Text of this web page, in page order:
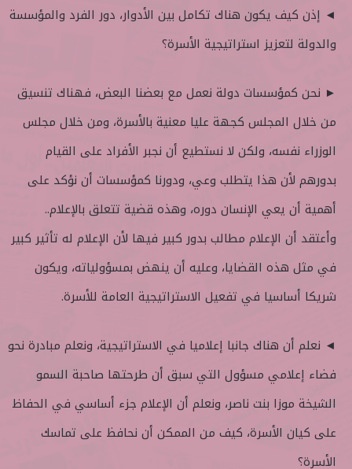
◄ إذن كيف يكون هناك تكامل بين الأدوار، دور الفرد والمؤسسة
والدولة لتعزيز استراتيجية الأسرة؟
► نحن كمؤسسات دولة نعمل مع بعضنا البعض، فهناك تنسيق
من خلال المجلس كجهة عليا معنية بالأسرة، ومن خلال مجلس
الوزراء نفسه، ولكن لا نستطيع أن نجبر الأفراد على القيام
بدورهم لأن هذا يتطلب وعي، ودورنا كمؤسسات أن نؤكد على
أهمية أن يعي الإنسان دوره، وهذه قضية تتعلق بالإعلام..
وأعتقد أن الإعلام مطالب بدور كبير فيها لأن الإعلام له تأثير كبير
في مثل هذه القضايا، وعليه أن ينهض بمسؤولياته، ويكون
شريكا أساسيا في تفعيل الاستراتيجية العامة للأسرة.
◄ نعلم أن هناك جانبا إعلاميا في الاستراتيجية، ونعلم مبادرة نحو
فضاء إعلامي مسؤول التي سبق أن طرحتها صاحبة السمو
الشيخة موزا بنت ناصر، ونعلم أن الإعلام جزء أساسي في الحفاظ
على كيان الأسرة، كيف من الممكن أن نحافظ على تماسك
الأسرة؟